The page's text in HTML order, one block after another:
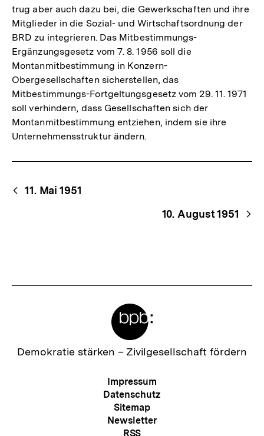
trug aber auch dazu bei, die Gewerkschaften und ihre
Mitglieder in die Sozial- und Wirtschaftsordnung der
BRD zu integrieren. Das Mitbestimmungs-
Ergänzungsgesetz vom 7. 8. 1956 soll die
Montanmitbestimmung in Konzern-
Obergesellschaften sicherstellen, das
Mitbestimmungs-Fortgeltungsgesetz vom 29. 11. 1971
soll verhindern, dass Gesellschaften sich der
Montanmitbestimmung entziehen, indem sie ihre
Unternehmensstruktur ändern.
Begriffsnavigation
Content-
Navigation
11. Mai 1951
10. August 1951
Zur
Demokratie stärken – Zivilgesellschaft fördern
Meta-
Navigation
Impressum
Datenschutz
Sitemap
Newsletter
RSS